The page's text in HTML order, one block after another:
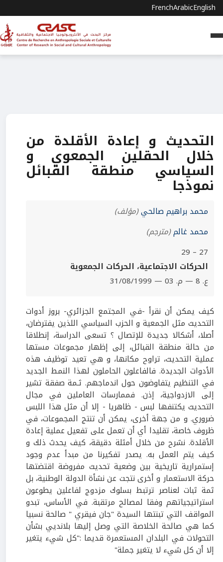
FrenchArabicEnglish
التحديث و إعادة الأقلدة من
خلال الحقلين الجمعوي و
السياسي منطقة القبائل
نموذجا
محمد براهيم صالحي(مؤلف)
محمد غالم(مترجم)
27 – 29
الحركات الاجتماعية، الحركات الجمعوية
ع. 8 — م. 03 — 31/08/1999
كيف يمكن أن نقرأ -في المجتمع الجزائري- بروز أدوات
التحديث مثل الجمعية و الحزب السياسي اللذين يفترضان،
أصلا، أشكالا جديدة للإتصال ؟ تسعى الدراسة، إنطلاقا
من حالة منطقة القبائل، إلى إظهار مجموعات مستها
عملية التحديث، تراوح مكانها، و هي تعيد توظيف هذه
الأدوات الجديدة. فالفاعلون الحاملون لهذا النمط الجديد
في التنظيم يتفاوضون حول اندماجهم. ثـمة صفقة تشير
إلى الازدواجية، إذن. فممارسات العاملين في مجال
التحديث يكتنفها لبس - ظاهريا - إلا أن مثل هذا اللبس
ضروري. و من جهة أخرى، يمكن أن تنتج المجموعات، في
ظروف خاصة، تقليدا أي أن تعمل على تفعيل عملية إعادة
الأقلدة. نشرح من خلال أمثلة دقيقة، كيف يحدث ذلك و
كيف يتم العمل به. يصدر تفكيرنا من مبدأ عدم وجود
إستمرارية تاريخية بين وضعية تحديث مفروضة اقتضتها
حركة الاستعمار و أخرى نتجت عن نشأة الدولة الوطنية، بل
ثمة ثبات لعناصر ترتبط بسلوك مزدوج لفاعلين يطوعون
استراتيجياتهم وفقا لمصالح مرتقبة. في الأساس، تبدو
المواقف التي تبنتها السيدة "جان فيقري " صالحة نسبيا
كما هي صالحة الخلاصة التي وصل إليها بلانديي بشأن
التحولات في البلدان المستعمرة قديما :"كل شيء يتغير
إلا أن كل شيء لا يتغير جملة"